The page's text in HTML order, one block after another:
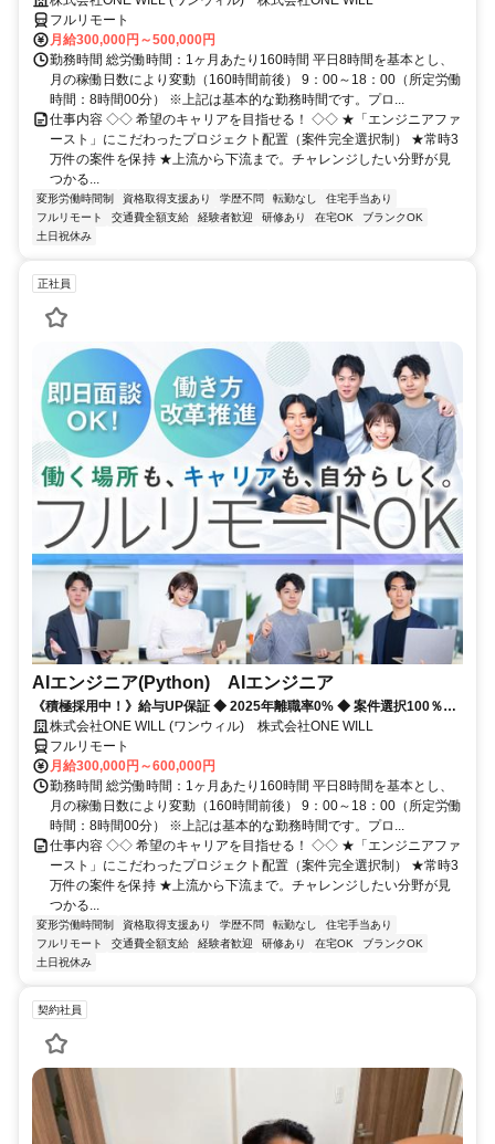
フルリモート
月給300,000円～500,000円
勤務時間 総労働時間：1ヶ月あたり160時間 平日8時間を基本とし、
月の稼働日数により変動（160時間前後） 9：00～18：00（所定労働
時間：8時間00分） ※上記は基本的な勤務時間です。プロ...
仕事内容 ◇◇ 希望のキャリアを目指せる！ ◇◇ ★「エンジニアファ
ースト」にこだわったプロジェクト配置（案件完全選択制） ★常時3
万件の案件を保持 ★上流から下流まで。チャレンジしたい分野が見
つかる...
変形労働時間制 資格取得支援あり 学歴不問 転勤なし
住宅手当あり
フルリモート
交通費全額支給 経験者歓迎 研修あり 在宅OK
ブランクOK
土日祝休み
正社員
AIエンジニア(Python) AIエンジニア
《積極採用中！》給与UP保証 ◆ 2025年離職率0% ◆ 案件選択100％！
◆ 平均残業7時間！
株式会社ONE WILL (ワンウィル) 株式会社ONE WILL
フルリモート
月給300,000円～600,000円
勤務時間 総労働時間：1ヶ月あたり160時間 平日8時間を基本とし、
月の稼働日数により変動（160時間前後） 9：00～18：00（所定労働
時間：8時間00分） ※上記は基本的な勤務時間です。プロ...
仕事内容 ◇◇ 希望のキャリアを目指せる！ ◇◇ ★「エンジニアファ
ースト」にこだわったプロジェクト配置（案件完全選択制） ★常時3
万件の案件を保持 ★上流から下流まで。チャレンジしたい分野が見
つかる...
変形労働時間制 資格取得支援あり 学歴不問 転勤なし
住宅手当あり
フルリモート
交通費全額支給 経験者歓迎 研修あり 在宅OK
ブランクOK
土日祝休み
契約社員